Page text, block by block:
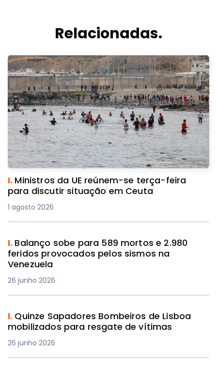
Relacionadas.
I. Ministros da UE reúnem-se terça-feira
para discutir situação em Ceuta
1 agosto 2026
I. Balanço sobe para 589 mortos e 2.980
feridos provocados pelos sismos na
Venezuela
26 junho 2026
I. Quinze Sapadores Bombeiros de Lisboa
mobilizados para resgate de vítimas
26 junho 2026